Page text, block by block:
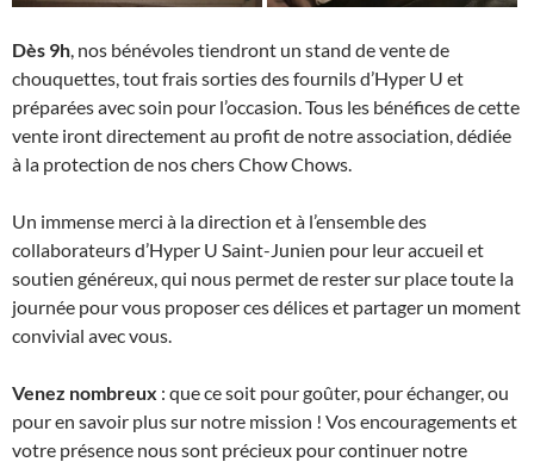
Dès 9h , nos bénévoles tiendront un stand de vente de
chouquettes, tout frais sorties des fournils d’Hyper U et
préparées avec soin pour l’occasion. Tous les bénéfices de cette
vente iront directement au profit de notre association, dédiée
à la protection de nos chers Chow Chows.
Un immense merci à la direction et à l’ensemble des
collaborateurs d’Hyper U Saint-Junien pour leur accueil et
soutien généreux, qui nous permet de rester sur place toute la
journée pour vous proposer ces délices et partager un moment
convivial avec vous.
Venez nombreux : que ce soit pour goûter, pour échanger, ou
pour en savoir plus sur notre mission ! Vos encouragements et
votre présence nous sont précieux pour continuer notre